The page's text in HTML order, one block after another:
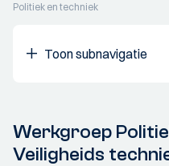
Politiek en techniek
Toon subnavigatie
Werkgroep
Veiligheids